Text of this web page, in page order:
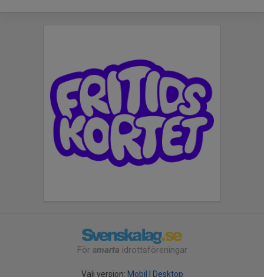
För smarta idrottsföreningar
Välj version: Mobil Desktop